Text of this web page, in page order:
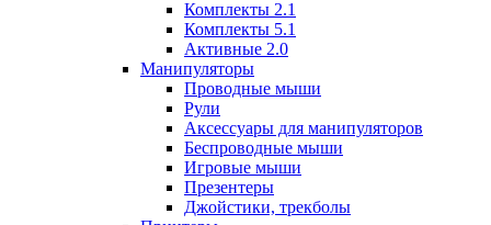
Комплекты 2.1
Комплекты 5.1
Активные 2.0
Манипуляторы
Проводные мыши
Рули
Аксессуары для манипуляторов
Беспроводные мыши
Игровые мыши
Презентеры
Джойстики, трекболы